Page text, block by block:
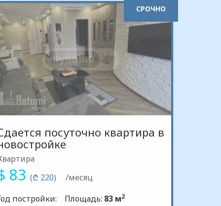
СРОЧНО
посуточно квартира в
83 (₾ 220)
/месяц
постройки:
Площадь: 83 м2